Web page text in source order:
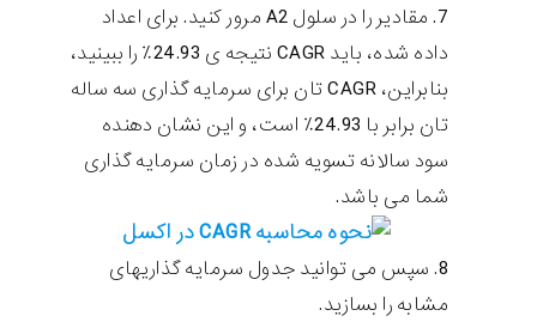
7. مقادیر را در سلول A2 مرور کنید. برای اعداد
داده شده، باید CAGR نتیجه ی 24.93٪ را ببینید،
بنابراین، CAGR تان برای سرمایه گذاری سه ساله
تان برابر با 24.93٪ است، و این نشان دهنده
سود سالانه تسویه شده در زمان سرمایه گذاری
شما می باشد.
8. سپس می توانید جدول سرمایه گذاریهای
مشابه را بسازید.